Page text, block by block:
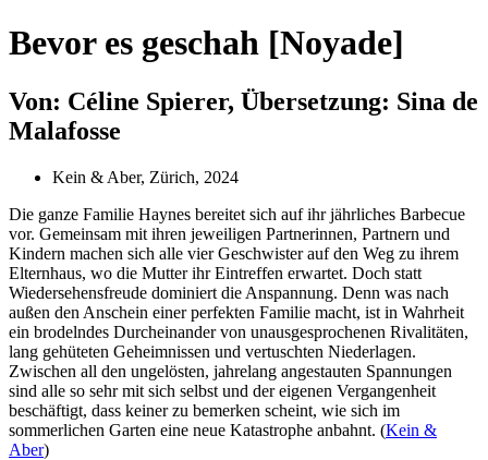
Bevor es geschah [Noyade]
Von: Céline Spierer, Übersetzung: Sina de
Malafosse
Kein & Aber, Zürich, 2024
Die ganze Familie Haynes bereitet sich auf ihr jährliches Barbecue
vor. Gemeinsam mit ihren jeweiligen Partnerinnen, Partnern und
Kindern machen sich alle vier Geschwister auf den Weg zu ihrem
Elternhaus, wo die Mutter ihr Eintreffen erwartet. Doch statt
Wiedersehensfreude dominiert die Anspannung. Denn was nach
außen den Anschein einer perfekten Familie macht, ist in Wahrheit
ein brodelndes Durcheinander von unausgesprochenen Rivalitäten,
lang gehüteten Geheimnissen und vertuschten Niederlagen.
Zwischen all den ungelösten, jahrelang angestauten Spannungen
sind alle so sehr mit sich selbst und der eigenen Vergangenheit
beschäftigt, dass keiner zu bemerken scheint, wie sich im
sommerlichen Garten eine neue Katastrophe anbahnt. (Kein &
Aber)